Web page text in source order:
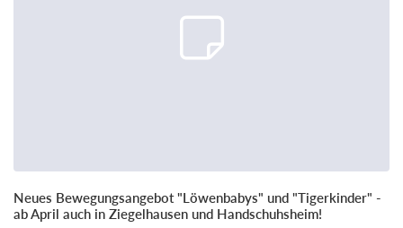
Neues Bewegungsangebot "Löwenbabys" und "Tigerkinder" -
ab April auch in Ziegelhausen und Handschuhsheim!